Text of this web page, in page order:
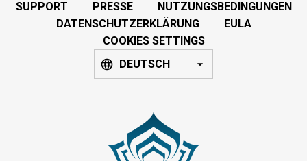
SUPPORT PRESSE
NUTZUNGSBEDINGUNGEN
DATENSCHUTZERKLÄRUNG
EULA
COOKIES SETTINGS
DEUTSCH